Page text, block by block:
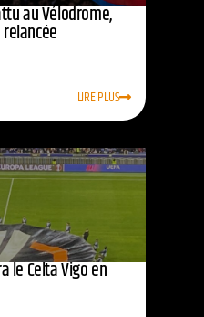
au Vélodrome,
LIRE PLUS
le Celta Vigo en